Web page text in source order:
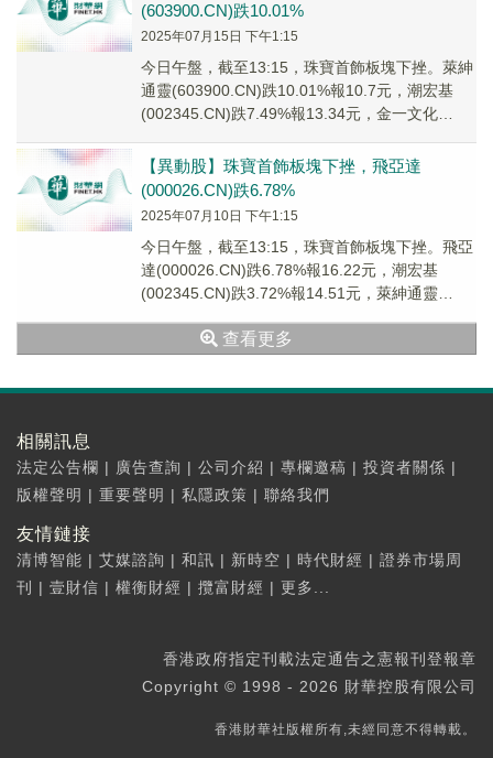
(603900.CN)跌10.01%
2025年07月15日 下午1:15
今日午盤，截至13:15，珠寶首飾板塊下挫。萊紳
通靈(603900.CN)跌10.01%報10.7元，潮宏基
(002345.CN)跌7.49%報13.34元，金一文化
【異動股】珠寶首飾板塊下挫，飛亞達
(000026.CN)跌6.78%
2025年07月10日 下午1:15
今日午盤，截至13:15，珠寶首飾板塊下挫。飛亞
達(000026.CN)跌6.78%報16.22元，潮宏基
(002345.CN)跌3.72%報14.51元，萊紳通靈
查看更多
相關訊息
法定公告欄 | 廣告查詢 | 公司介紹 | 專欄邀稿 | 投資者關係 |
版權聲明 | 重要聲明 | 私隱政策 | 聯絡我們
友情鏈接
清博智能 | 艾媒諮詢 | 和訊 | 新時空 | 時代財經 | 證券市場周
刊
| 壹財信 | 權衡財經 | 攬富財經 | 更多...
香港政府指定刊載法定通告之憲報刊登報章
Copyright © 1998 - 2026 財華控股有限公司
香港財華社版權所有,未經同意不得轉載。